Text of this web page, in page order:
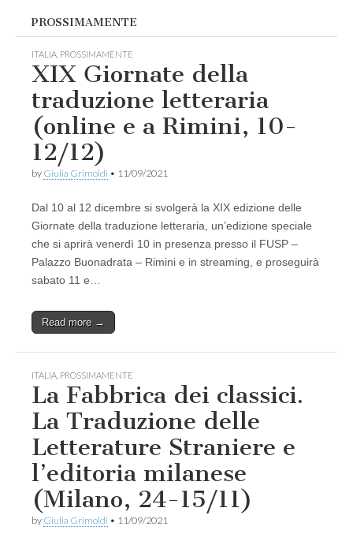
PROSSIMAMENTE
ITALIA PROSSIMAMENTE
XIX Giornate della
traduzione letteraria
(online e a Rimini, 10-
12/12)
by Giulia Grimoldi • 11/09/2021
Dal 10 al 12 dicembre si svolgerà la XIX edizione delle
Giornate della traduzione letteraria, un’edizione speciale
che si aprirà venerdì 10 in presenza presso il FUSP –
Palazzo Buonadrata – Rimini e in streaming, e proseguirà
sabato 11 e…
Read more →
ITALIA PROSSIMAMENTE
La Fabbrica dei classici.
La Traduzione delle
Letterature Straniere e
l’editoria milanese
(Milano, 24-15/11)
by Giulia Grimoldi • 11/09/2021